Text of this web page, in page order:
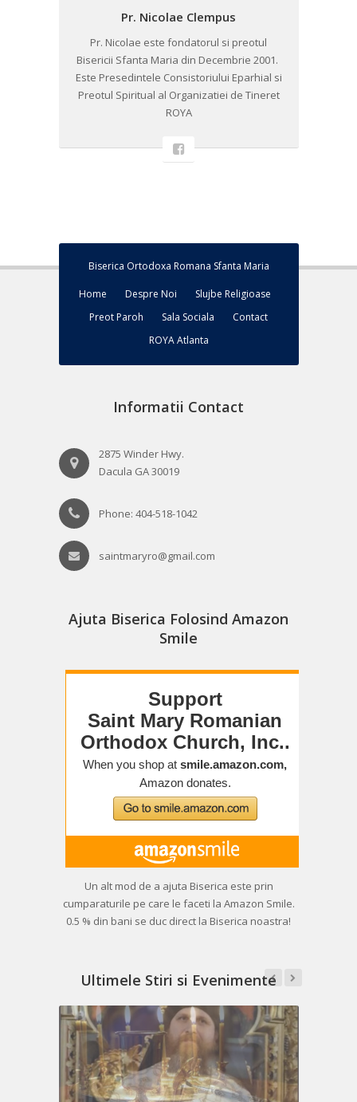
Pr. Nicolae Clempus
Pr. Nicolae este fondatorul si preotul
Bisericii Sfanta Maria din Decembrie 2001. ​
Este Presedintele Consistoriului Eparhial si
Preotul Spiritual al Organizatiei de Tineret
ROYA
Biserica Ortodoxa Romana Sfanta Maria
Home Despre Noi
Slujbe Religioase
Preot Paroh
Sala Sociala
Contact
ROYA Atlanta
Informatii Contact
2875 Winder Hwy.
Dacula GA 30019
Phone: 404-518-1042
saintmaryro@gmail.com
Ajuta Biserica Folosind Amazon
Smile
Un alt mod de a ajuta Biserica este prin
cumparaturile pe care le faceti la Amazon Smile.
0.5 % din bani se duc direct la Biserica noastra!
Ultimele Stiri si Evenimente